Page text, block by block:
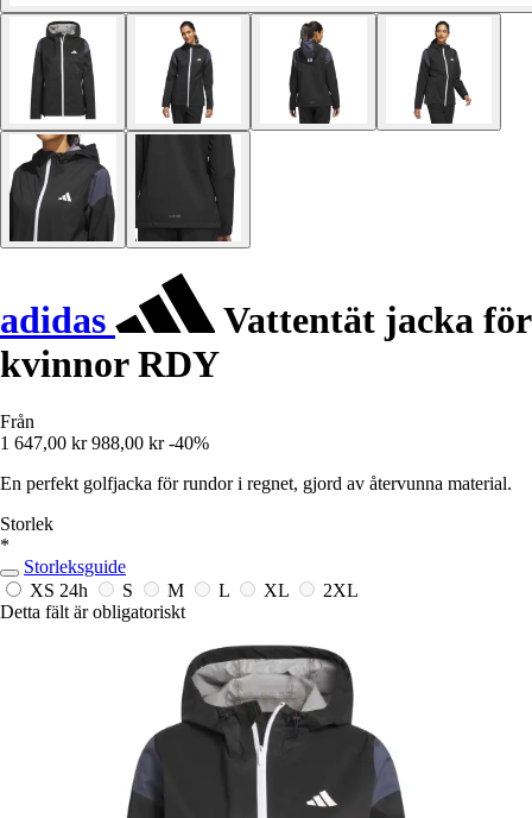
adidas
Vattentät jacka för
kvinnor RDY
Från
1 647,00 kr 988,00 kr -40%
En perfekt golfjacka för rundor i regnet, gjord av återvunna material.
Storlek
*
Storleksguide
XS 24h S M L XL
2XL
Detta fält är obligatoriskt